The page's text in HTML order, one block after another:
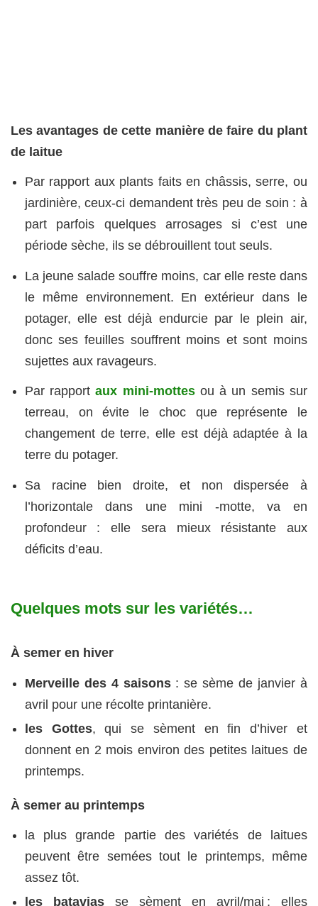
Les avantages de cette manière de faire du plant
de laitue
Par rapport aux plants faits en châssis, serre, ou
jardinière, ceux-ci demandent très peu de soin : à
part parfois quelques arrosages si c’est une
période sèche, ils se débrouillent tout seuls.
La jeune salade souffre moins, car elle reste dans
le même environnement. En extérieur dans le
potager, elle est déjà endurcie par le plein air,
donc ses feuilles souffrent moins et sont moins
sujettes aux ravageurs.
Par rapportaux mini-mottesou à un semis sur
terreau, on évite le choc que représente le
changement de terre, elle est déjà adaptée à la
terre du potager.
Sa racine bien droite, et non dispersée à
l’horizontale dans une mini -motte, va en
profondeur : elle sera mieux résistante aux
déficits d’eau.
Quelques mots sur les variétés…
À semer en hiver
Merveille des 4 saisons: se sème de janvier à
avril pour une récolte printanière.
les Gottes, qui se sèment en fin d’hiver et
donnent en 2 mois environ des petites laitues de
printemps.
À semer au printemps
la plus grande partie des variétés de laitues
peuvent être semées tout le printemps, même
assez tôt.
les bataviasse sèment en avril/mai ; elles